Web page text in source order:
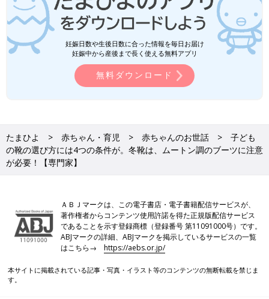
ることは大きなメリットです。お母さん・お父さんたちのお悩み
でよく聞く、靴や靴下のにおいも細菌の繁殖が原因。そのお悩み
も防げるのです。
お話・監修／吉村眞由美先生 構成／たまひよONLINE編集部
「便秘症」は治療が必要な病気。子ども
るママ・パパは、少ないのではないでしょう
か。子どもを慢性便秘症にさせないために必要
「大きすぎる靴や、不安定な子どもの足をサポートしない靴では
●記事の内容は2025年１月当時の情報であり、現在と異なる場合
があります。
妊娠日数や生後日数に合った情報を毎日お届け
妊娠中から産後まで長く使える無料アプリ
無料ダウンロード
たまひよ 赤ちゃん・育児 赤ちゃんのお世話
子ども
の靴の選び方には4つの条件が。冬靴は、ムートン調のブーツに注意
が必要！【専門家】
ＡＢＪマークは、この電子書店・電子書籍配信サービスが、
著作権者からコンテンツ使用許諾を得た正規版配信サービス
であることを示す登録商標（登録番号 第11091000号）です。
ABJマークの詳細、ABJマークを掲示しているサービスの一覧
はこちら→https://aebs.or.jp/
本サイトに掲載されている記事・写真・イラスト等のコンテンツの無断転載を禁じま
す。